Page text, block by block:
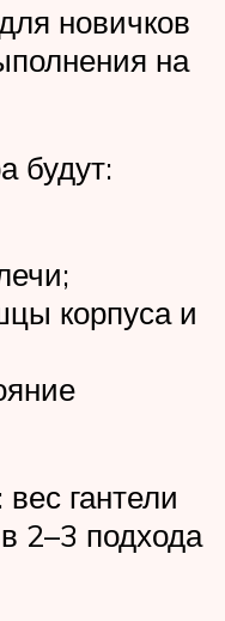
новичков
на
будут:
корпуса и
гантели
2–3 подхода